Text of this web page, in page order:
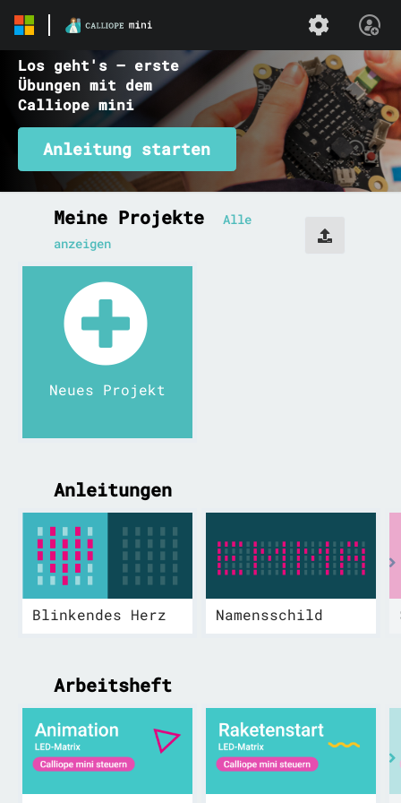
Los geht's – erste
Übungen mit dem
Calliope mini
Anleitung starten
MakeCode
Home
Meine Projekte
Alle
anzeigen
Neues Projekt
Anleitungen
Blinkendes Herz Namensschild
Arbeitsheft